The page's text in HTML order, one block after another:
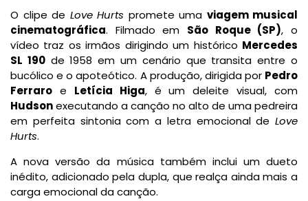
O clipe de Love Hurts promete uma viagem musical
cinematográfica. Filmado em São Roque (SP), o
vídeo traz os irmãos dirigindo um histórico Mercedes
SL 190de 1958 em um cenário que transita entre o
bucólico e o apoteótico. A produção, dirigida por Pedro
Ferraro e Letícia Higa, é um deleite visual, com
Hudsonexecutando a canção no alto de uma pedreira
em perfeita sintonia com a letra emocional de Love
Hurts.
A nova versão da música também inclui um dueto
inédito, adicionado pela dupla, que realça ainda mais a
carga emocional da canção.